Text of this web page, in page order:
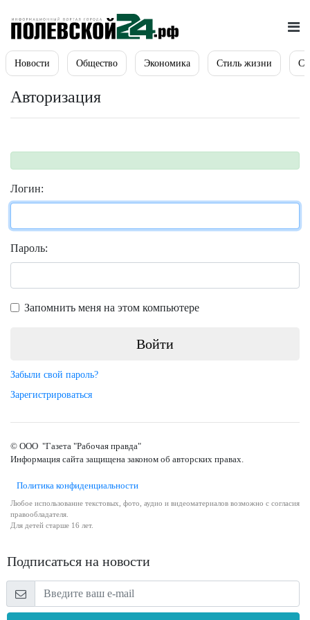
Новости Общество Экономика Стиль жизни
Авторизация
Логин:
Пароль:
Запомнить меня на этом компьютере
Забыли свой пароль?
Зарегистрироваться
© ООО "Газета "Рабочая правда"
Информация сайта защищена законом об авторских правах.
Политика конфиденциальности
Любое использование текстовых, фото, аудио и видеоматериалов возможно с согласия
правообладателя.
Для детей старше 16 лет.
Подписаться на новости